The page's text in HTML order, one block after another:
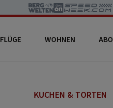
WOHNEN ABO
KUCHEN & TORTEN